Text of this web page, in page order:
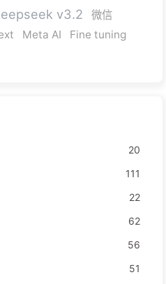
v3.2
微信
Meta AI Fine tuning
20
111
22
62
56
51